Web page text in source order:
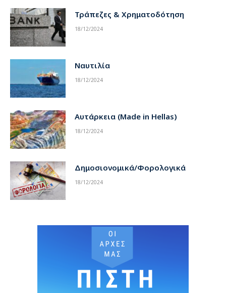
Τράπεζες & Χρηματοδότηση
18/12/2024
Ναυτιλία
18/12/2024
Αυτάρκεια (Made in Hellas)
18/12/2024
Δημοσιονομικά/Φορολογικά
18/12/2024